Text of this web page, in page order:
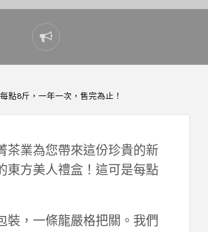
Report
problem
點8斤，一年一次，售完為止！
茶業為您帶來這份珍貴的新
東方美人禮盒！這可是每點
裝，一條龍嚴格把關。我們